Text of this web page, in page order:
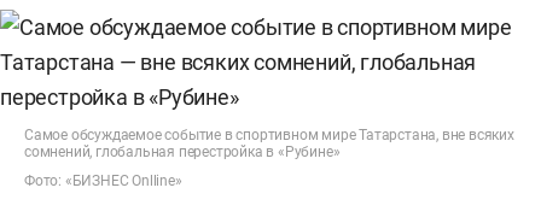
Самое обсуждаемое событие в спортивном мире Татарстана, вне всяких
сомнений, глобальная перестройка в «Рубине»
Фото: «БИЗНЕС Onlline»